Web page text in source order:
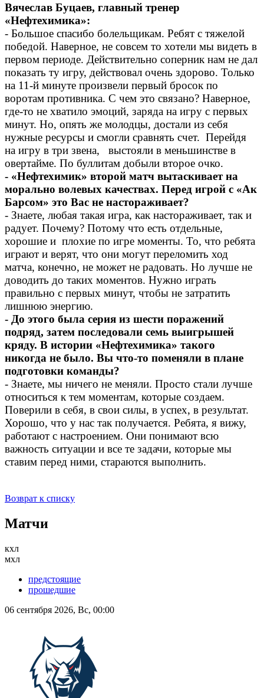
Вячеслав Буцаев, главный тренер
«Нефтехимика»:
- Большое спасибо болельщикам. Ребят с тяжелой
победой. Наверное, не совсем то хотели мы видеть в
первом периоде. Действительно соперник нам не дал
показать ту игру, действовал очень здорово. Только
на 11-й минуте произвели первый бросок по
воротам противника. С чем это связано? Наверное,
где-то не хватило эмоций, заряда на игру с первых
минут. Но, опять же молодцы, достали из себя
нужные ресурсы и смогли сравнять счет. Перейдя
на игру в три звена, выстояли в меньшинстве в
овертайме. По буллитам добыли второе очко.
- «Нефтехимик» второй матч вытаскивает на
морально волевых качествах. Перед игрой с «Ак
Барсом» это Вас не настораживает?
- Знаете, любая такая игра, как настораживает, так и
радует. Почему? Потому что есть отдельные,
хорошие и плохие по игре моменты. То, что ребята
играют и верят, что они могут переломить ход
матча, конечно, не может не радовать. Но лучше не
доводить до таких моментов. Нужно играть
правильно с первых минут, чтобы не затратить
лишнюю энергию.
- До этого была серия из шести поражений
подряд, затем последовали семь выигрышей
кряду. В истории «Нефтехимика» такого
никогда не было. Вы что-то поменяли в плане
подготовки команды?
- Знаете, мы ничего не меняли. Просто стали лучше
относиться к тем моментам, которые создаем.
Поверили в себя, в свои силы, в успех, в результат.
Хорошо, что у нас так получается. Ребята, я вижу,
работают с настроением. Они понимают всю
важность ситуации и все те задачи, которые мы
ставим перед ними, стараются выполнить.
Возврат к списку
Матчи
кхл
мхл
предстоящие
прошедшие
06 сентября 2026, Вс, 00:00